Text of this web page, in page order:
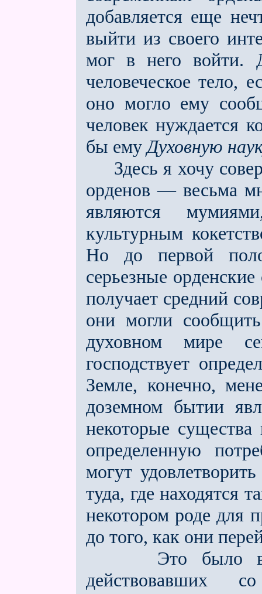
добавляется ещe
выйти из своего
мог в него войти.
человеческое тело,
оно могло ему
человек нуждается
бы ему Духовную
Здесь я хочу
орденов — весьма
являются
культурным
Но до первой
серьeзные
получает средний
они могли
духовном мире
господствует
Земле, конечно,
доземном бытии
некоторые
определeнную
могут
туда, где находятся
некотором роде для
до того, как они
Это было
действовавших